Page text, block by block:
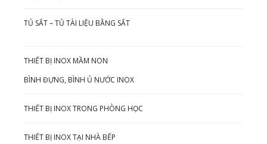
TỦ SẮT – TỦ TÀI LIỆU BẰNG SẮT
THIẾT BỊ INOX MẦM NON
BÌNH ĐỰNG, BÌNH Ủ NƯỚC INOX
THIẾT BỊ INOX TRONG PHÒNG HỌC
THIẾT BỊ INOX TẠI NHÀ BẾP